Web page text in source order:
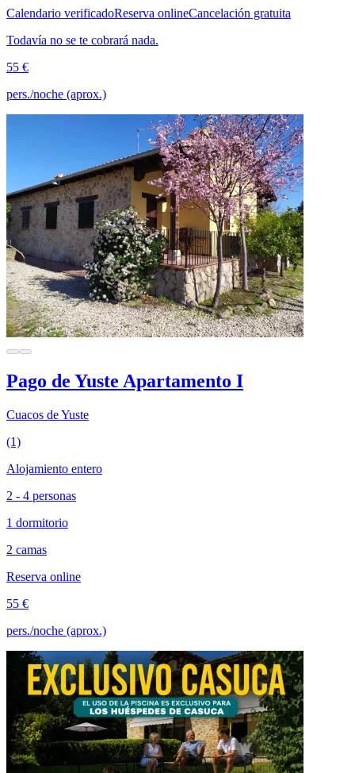
Calendario verificadoReserva onlineCancelación gratuita
Todavía no se te cobrará nada.
55 €
pers./noche (aprox.)
Pago de Yuste Apartamento I
Cuacos de Yuste
(1)
Alojamiento entero
2 - 4 personas
1 dormitorio
2 camas
Reserva online
55 €
pers./noche (aprox.)